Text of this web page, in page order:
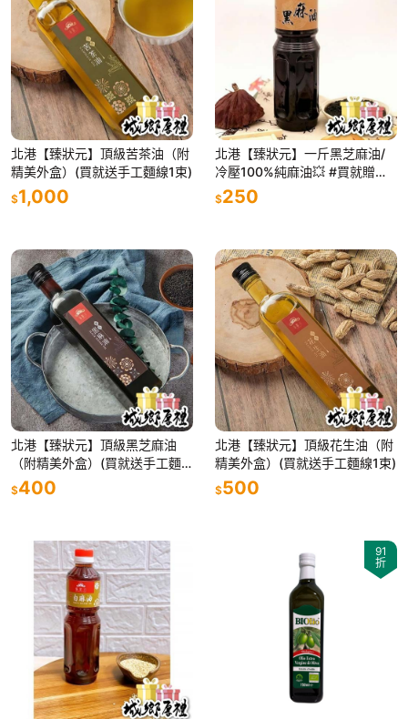
北港【臻狀元】頂級苦茶油（附
精美外盒）(買就送手工麵線1束)
$1,000
北港【臻狀元】一斤黑芝麻油/
冷壓100%純麻油💥 #買就贈送
麵線ㄧ束
$250
北港【臻狀元】頂級黑芝麻油
（附精美外盒）(買就送手工麵
線1束)
$400
北港【臻狀元】頂級花生油（附
精美外盒）(買就送手工麵線1束)
$500
91
折